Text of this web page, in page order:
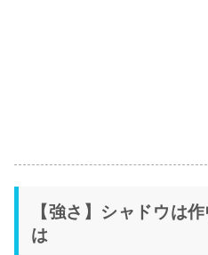
【強さ】シャドウは
は